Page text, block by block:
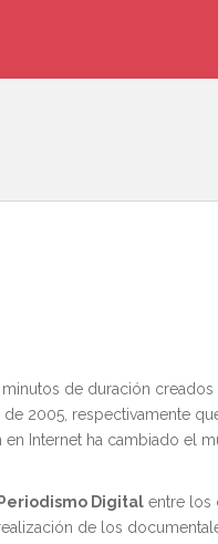
de duración
2005, respectivamente
Internet ha cambiado el
Periodismo Digital entre los
de los